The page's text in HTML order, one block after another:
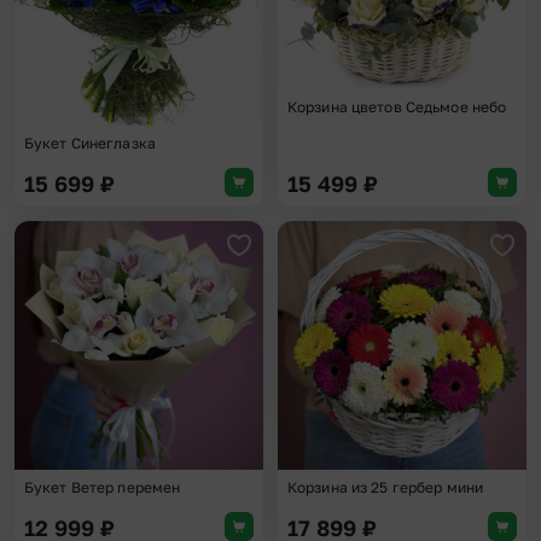
Букет Синеглазка
15 699 ₽
Корзина цветов Седьмое небо
15 499 ₽
Добавить в избранное
Букет Ветер перемен
12 999 ₽
Корзина из 25 гербер мини
17 899 ₽